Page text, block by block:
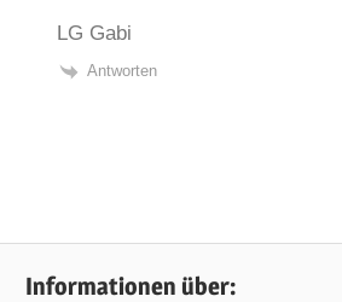
LG Gabi
Antworten
Informationen über: